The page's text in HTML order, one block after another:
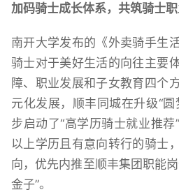
加码骑士成长体系，共筑骑士
南开大学发布的《外卖骑手生
骑士对于美好生活的向往主要
障、职业发展和子女教育四个
元化发展，顺丰同城在升级“
步启动了“高学历骑士就业推
以上学历且有意向转行的骑士
向，优先内推至顺丰集团职能
金子”。